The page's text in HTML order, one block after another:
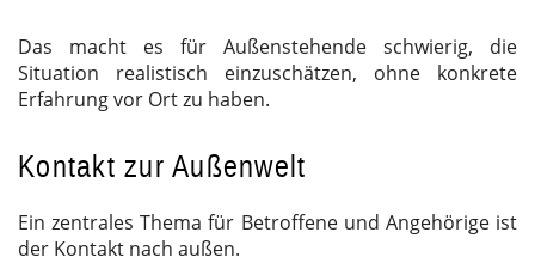
Das macht es für Außenstehende schwierig, die
Situation realistisch einzuschätzen, ohne konkrete
Erfahrung vor Ort zu haben.
Kontakt zur Außenwelt
Ein zentrales Thema für Betroffene und Angehörige ist
der Kontakt nach außen.